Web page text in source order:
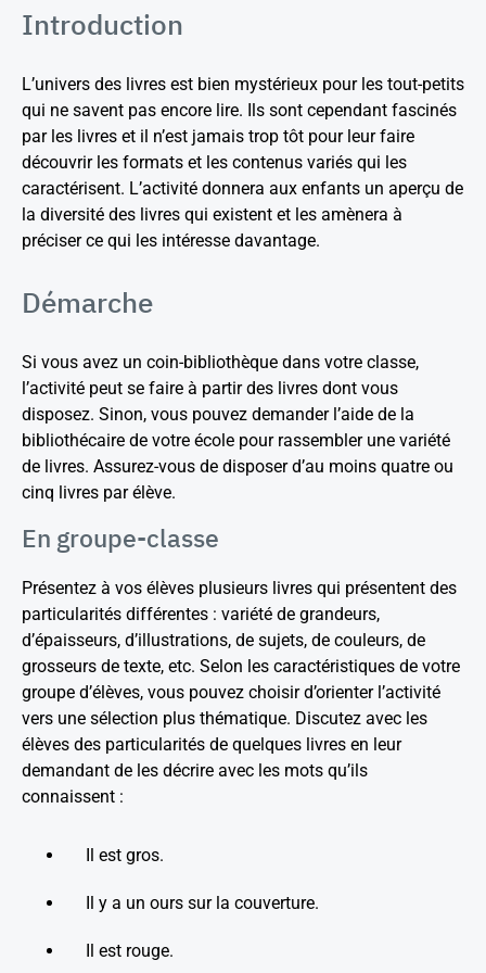
Introduction
L’univers des livres est bien mystérieux pour les tout-petits
qui ne savent pas encore lire. Ils sont cependant fascinés
par les livres et il n’est jamais trop tôt pour leur faire
découvrir les formats et les contenus variés qui les
caractérisent. L’activité donnera aux enfants un aperçu de
la diversité des livres qui existent et les amènera à
préciser ce qui les intéresse davantage.
Démarche
Si vous avez un coin-bibliothèque dans votre classe,
l’activité peut se faire à partir des livres dont vous
disposez. Sinon, vous pouvez demander l’aide de la
bibliothécaire de votre école pour rassembler une variété
de livres. Assurez-vous de disposer d’au moins quatre ou
cinq livres par élève.
En groupe-classe
Présentez à vos élèves plusieurs livres qui présentent des
particularités différentes : variété de grandeurs,
d’épaisseurs, d’illustrations, de sujets, de couleurs, de
grosseurs de texte, etc. Selon les caractéristiques de votre
groupe d’élèves, vous pouvez choisir d’orienter l’activité
vers une sélection plus thématique. Discutez avec les
élèves des particularités de quelques livres en leur
demandant de les décrire avec les mots qu’ils
connaissent :
Il est gros.
Il y a un ours sur la couverture.
Il est rouge.